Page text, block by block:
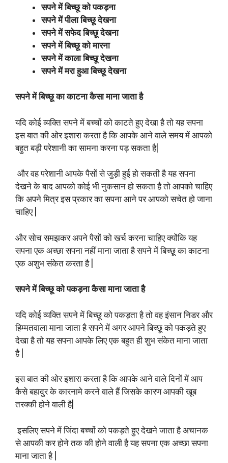
सपने में बिच्छू को पकड़ना
सपने में पीला बिच्छू देखना
सपने में सफेद बिच्छू देखना
सपने में बिच्छू को मारना
सपने में काला बिच्छू देखना
सपने में मरा हुआ बिच्छू देखना
सपने में बिच्छू का काटना कैसा माना जाता है
यदि कोई व्यक्ति सपने में बच्चों को काटते हुए देखा है तो यह सपना
इस बात की ओर इशारा करता है कि आपके आने वाले समय में आपको
बहुत बड़ी परेशानी का सामना करना पड़ सकता है|
और वह परेशानी आपके पैसों से जुड़ी हुई हो सकती है यह सपना
देखने के बाद आपको कोई भी नुकसान हो सकता है तो आपको चाहिए
कि अपने मित्र इस प्रकार का सपना आने पर आपको सचेत हो जाना
चाहिए |
और सोच समझकर अपने पैसों को खर्च करना चाहिए क्योंकि यह
सपना एक अच्छा सपना नहीं माना जाता है सपने में बिच्छू का काटना
एक अशुभ संकेत करता है |
सपने में बिच्छू को पकड़ना कैसा माना जाता है
यदि कोई व्यक्ति सपने में बिच्छू को पकड़ता है तो वह इंसान निडर और
हिम्मतवाला माना जाता है सपने में अगर आपने बिच्छू को पकड़ते हुए
देखा है तो यह सपना आपके लिए एक बहुत ही शुभ संकेत माना जाता
है |
इस बात की ओर इशारा करता है कि आपके आने वाले दिनों में आप
कैसे बहादुर के कारनामे करने वाले हैं जिसके कारण आपकी खूब
तरक्की होने वाली है|
इसलिए सपने में जिंदा बच्चों को पकड़ते हुए देखने जाता है अचानक
से आपकी कर होने तक की होने वाली है यह सपना एक अच्छा सपना
माना जाता है |